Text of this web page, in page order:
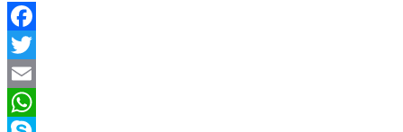
Facebook
Twitter
Email